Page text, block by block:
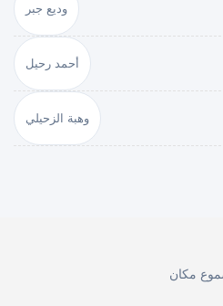
وديع جبر
أحمد رحيل
وهبة الزحيلي
مكان